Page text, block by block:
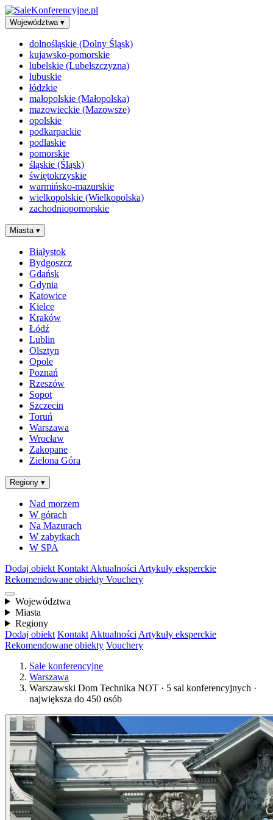
Województwa ▾
dolnośląskie (Dolny Śląsk)
kujawsko-pomorskie
lubelskie (Lubelszczyzna)
lubuskie
łódzkie
małopolskie (Małopolska)
mazowieckie (Mazowsze)
opolskie
podkarpackie
podlaskie
pomorskie
śląskie (Śląsk)
świętokrzyskie
warmińsko-mazurskie
wielkopolskie (Wielkopolska)
zachodniopomorskie
Miasta ▾
Białystok
Bydgoszcz
Gdańsk
Gdynia
Katowice
Kielce
Kraków
Łódź
Lublin
Olsztyn
Opole
Poznań
Rzeszów
Sopot
Szczecin
Toruń
Warszawa
Wrocław
Zakopane
Zielona Góra
Regiony ▾
Nad morzem
W górach
Na Mazurach
W zabytkach
W SPA
Dodaj obiekt Kontakt Aktualności Artykuły eksperckie
Rekomendowane obiekty Vouchery
Województwa
Miasta
Regiony
Dodaj obiekt Kontakt Aktualności Artykuły eksperckie
Rekomendowane obiekty Vouchery
Sale konferencyjne
Warszawa
Warszawski Dom Technika NOT · 5 sal konferencyjnych ·
największa do 450 osób